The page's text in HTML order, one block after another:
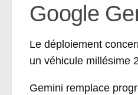
Google
Le déploiement
un véhicule millésime
Gemini remplace